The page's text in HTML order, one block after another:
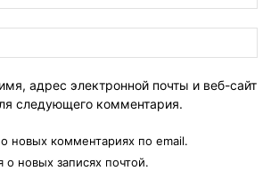
адрес электронной почты и веб-сайт
следующего комментария.
новых комментариях по email.
о новых записях почтой.